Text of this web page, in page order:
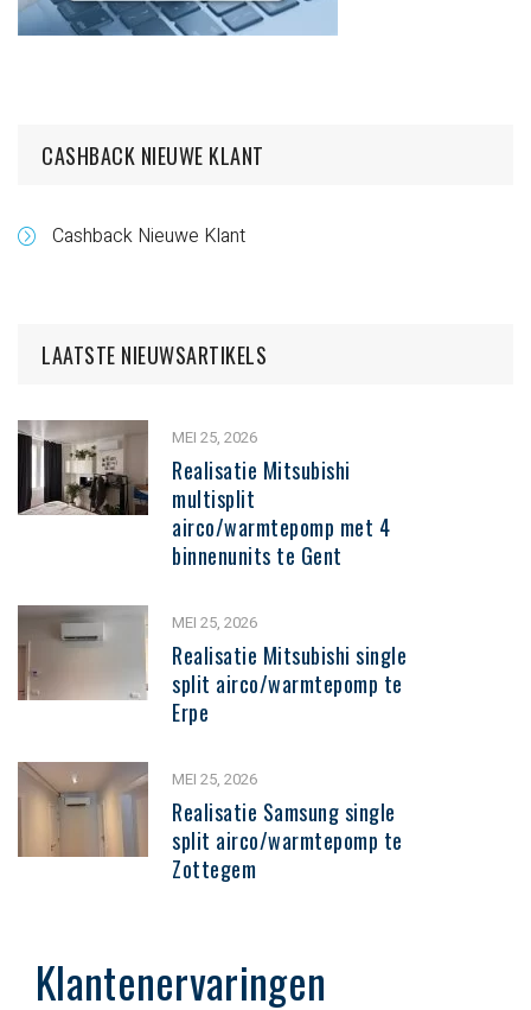
CASHBACK NIEUWE KLANT
Cashback Nieuwe Klant
LAATSTE NIEUWSARTIKELS
MEI 25, 2026
Realisatie Mitsubishi
multisplit
airco/warmtepomp met 4
binnenunits te Gent
MEI 25, 2026
Realisatie Mitsubishi single
split airco/warmtepomp te
Erpe
MEI 25, 2026
Realisatie Samsung single
split airco/warmtepomp te
Zottegem
Klantenervaringen